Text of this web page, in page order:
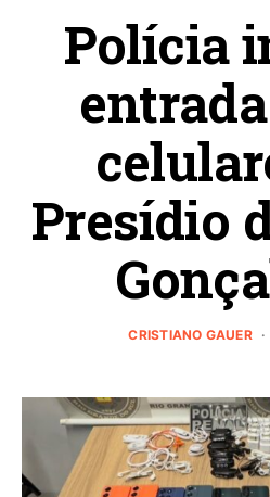
Polícia
Presídio
CRISTIANO GAUER